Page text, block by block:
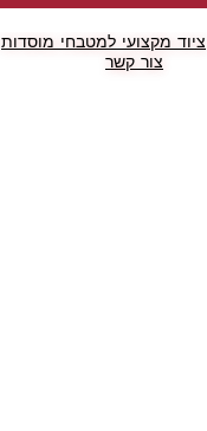
ציוד מקצועי למטבחי מוסדות
צור קשר